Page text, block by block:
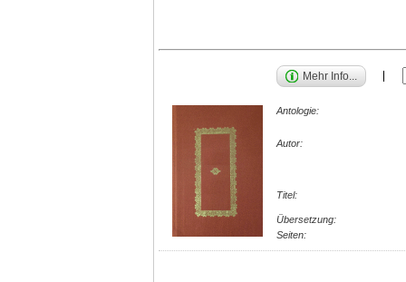
Mehr Info...
Antologie:
Autor:
Titel:
Übersetzung:
Seiten: